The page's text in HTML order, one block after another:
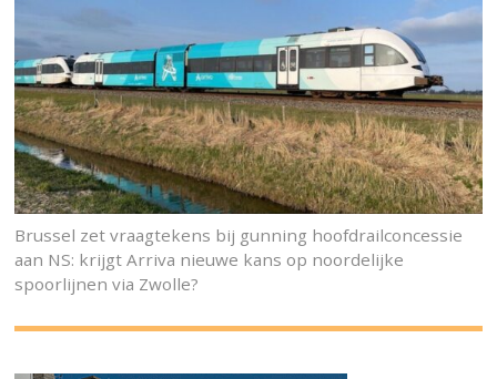
Brussel zet vraagtekens bij gunning hoofdrailconcessie
aan NS: krijgt Arriva nieuwe kans op noordelijke
spoorlijnen via Zwolle?